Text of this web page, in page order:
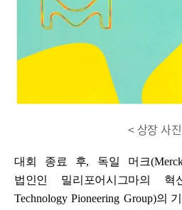
< 상장 사
대회 종료 후, 독일 머크
법인인 밀리포어시그마의 혁
Technology Pioneering Group)의